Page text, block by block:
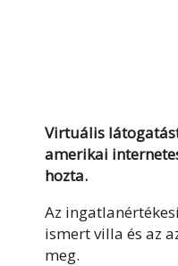
Virtuális
amerikai
hozta.
Az
ismert villa és az
meg.